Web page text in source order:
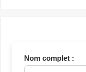
Nom complet :